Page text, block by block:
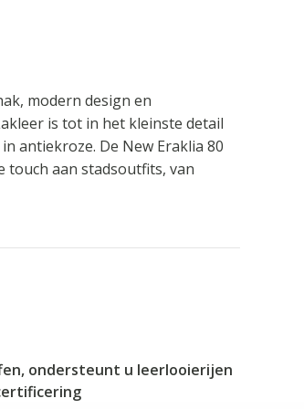
modern design en
is tot in het kleinste detail
antiekroze. De New Eraklia 80
touch aan stadsoutfits, van
ondersteunt u leerlooierijen